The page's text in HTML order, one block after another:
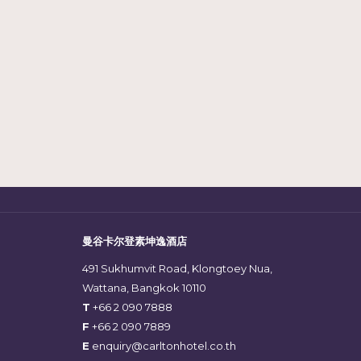
曼谷卡尔登素坤逸酒店
491 Sukhumvit Road, Klongtoey Nua,
Wattana, Bangkok 10110
T +66 2 090 7888
F +66 2 090 7889
E enquiry@carltonhotel.co.th